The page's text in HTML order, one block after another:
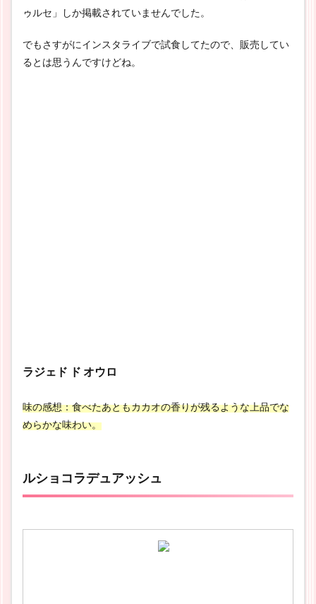
ゥルセ」しか掲載されていませんでした。
でもさすがにインスタライブで試食してたので、販売してい
るとは思うんですけどね。
ラジェド ド オウロ
味の感想：食べたあともカカオの香りが残るような上品でな
めらかな味わい。
ルショコラデュアッシュ